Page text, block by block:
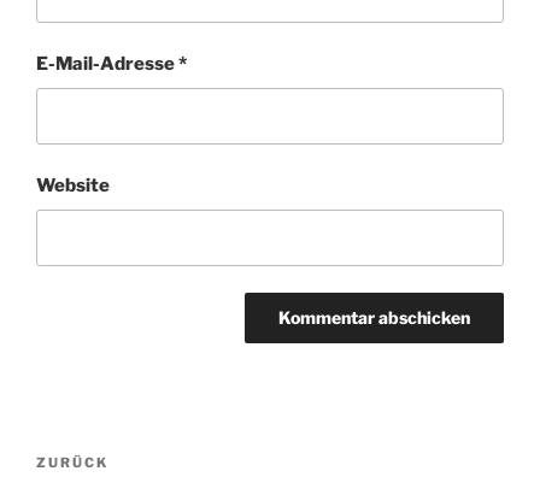
E-Mail-Adresse*
Website
Beitragsnavigation
Vorheriger
ZURÜCK